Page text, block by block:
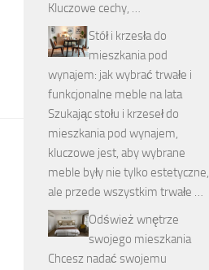
Kluczowe cechy, …
Stół i krzesła do
mieszkania pod
wynajem: jak wybrać trwałe i
funkcjonalne meble na lata
Szukając stołu i krzeseł do
mieszkania pod wynajem,
kluczowe jest, aby wybrane
meble były nie tylko estetyczne,
ale przede wszystkim trwałe …
Odśwież wnętrze
swojego mieszkania
Chcesz nadać swojemu